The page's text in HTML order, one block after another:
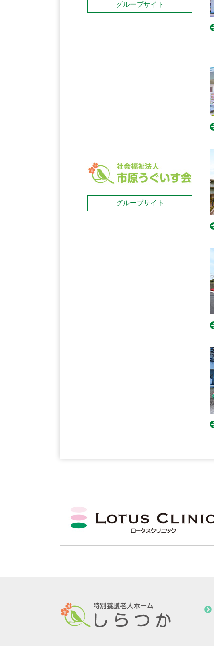
グループサイト
グループサイト